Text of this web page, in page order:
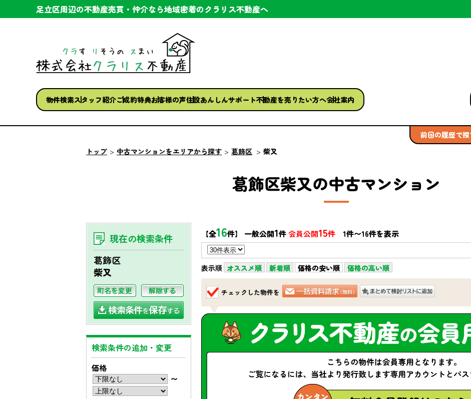
足立区周辺の不動産売買・仲介なら地域密着のクラリス不動産へ
物件検索スタッフ紹介ご成約特典お客様の声住設あんしんサポート不動産を売りたい方へ会社案内
前回の履歴で
トップ
中古マンションをエリアから探す 葛飾区 柴又
葛飾区柴又の中古マンション
【全16件】 一般公開1件会員公開15件 1件〜16件を表示
表示順 オススメ順 新着順 価格の安い順 価格の高い順
チェックした物件を
現在の検索条件
葛飾区
柴又
検索条件の追加・変更
価格
〜